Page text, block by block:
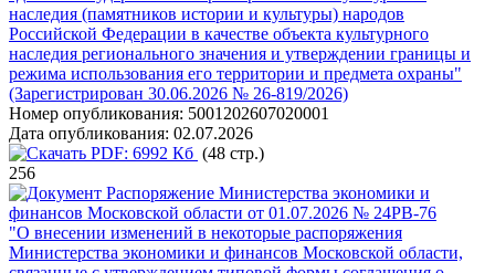
наследия (памятников истории и культуры) народов
Российской Федерации в качестве объекта культурного
наследия регионального значения и утверждении границы и
режима использования его территории и предмета охраны"
(Зарегистрирован 30.06.2026 № 26-819/2026)
Номер опубликования: 5001202607020001
Дата опубликования: 02.07.2026
PDF: 6992 Кб (48 стр.)
256
Распоряжение Министерства экономики и
финансов Московской области от 01.07.2026 № 24РВ-76
"О внесении изменений в некоторые распоряжения
Министерства экономики и финансов Московской области,